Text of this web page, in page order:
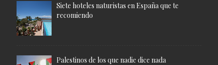
Siete hoteles naturistas en España que te
recomiendo
Palestinos de los que nadie dice nada